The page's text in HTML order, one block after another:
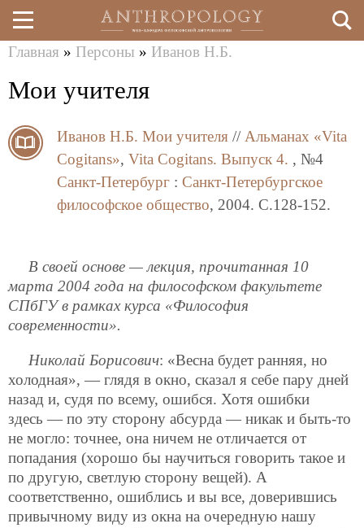
Перейти
к
здесь
Главная » Персоны » Иванов Н.Б.
Мои учителя
Иванов Н.Б. Мои учителя // Альманах «Vita
Cogitans», Vita Cogitans. Выпуск 4. , №4
Санкт-Петербург : Санкт-Петербургское
философское общество, 2004. C.128-152.
В своей основе — лекция, прочитанная 10
марта 2004 года на философском факультете
СПбГУ в рамках курса «Философия
современности».
Николай Борисович: «Весна будет ранняя, но
холодная», — глядя в окно, сказал я себе пару дней
назад и, судя по всему, ошибся. Хотя ошибки
здесь — по эту сторону абсурда — никак и быть-то
не могло: точнее, она ничем не отличается от
попадания (хорошо бы научиться говорить такое и
по другую, светлую сторону вещей). А
соответственно, ошиблись и вы все, доверившись
привычному виду из окна на очередную нашу